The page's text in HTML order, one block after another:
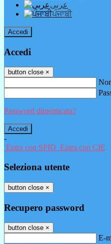
عربى
ਪੰਜਾਬੀ
Accedi
Accedi
button close ×
Password dimenticata?
-
Entra con SPID Entra con CIE
Seleziona utente
button close ×
Recupero password
button close ×
E-